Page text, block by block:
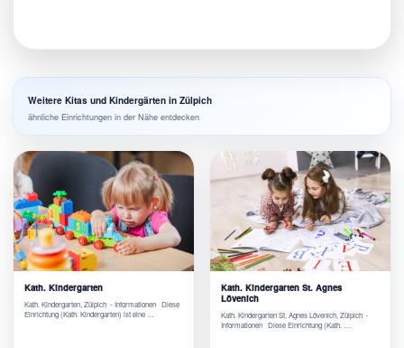
Weitere Kitas und Kindergärten in Zülpich
ähnliche Einrichtungen in der Nähe entdecken
Kath. Kindergarten
Kath. Kindergarten, Zülpich - Informationen Diese
Einrichtung (Kath. Kindergarten) ist eine …
Kath. Kindergarten St. Agnes
Lövenich
Kath. Kindergarten St. Agnes Lövenich, Zülpich -
Informationen Diese Einrichtung (Kath. …